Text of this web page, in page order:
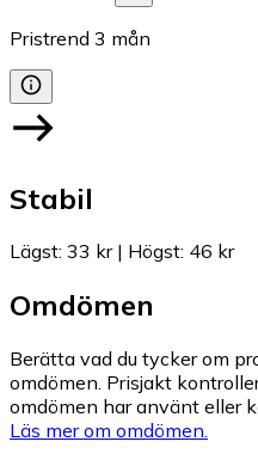
Pristrend 3 mån
Stabil
Lägst: 33 kr| Högst: 46 kr
Omdömen
Berätta vad du tycker om
omdömen. Prisjakt
omdömen har använt eller
Läs mer om omdömen.